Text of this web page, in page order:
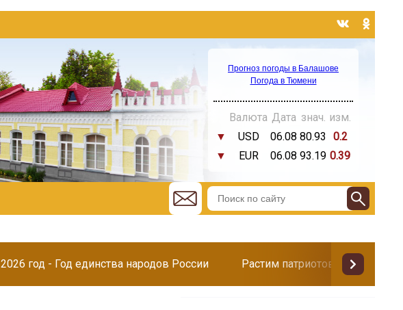
Прогноз погоды в Балашове
Погода в Тюмени
Валюта Дата знач. изм.
▼
USD 06.08 80.93
0.2
▼
EUR 06.08 93.19 0.39
2026 год - Год единства народов России Растим патриотов